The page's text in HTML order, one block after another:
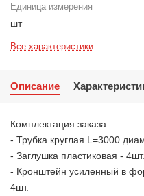
Единица измерения
шт
Все характеристики
Описание
Комплектация заказа:
- Трубка круглая L=3000
- Заглушка пластиковая - 4шт.
- Кронштейн усиленный в
4шт.